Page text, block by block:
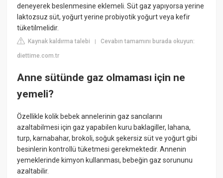
deneyerek beslenmesine eklemeli. Süt gaz yapıyorsa yerine
laktozsuz süt, yoğurt yerine probiyotik yoğurt veya kefir
tüketilmelidir.
Kaynak kaldırma talebi |Cevabın tamamını burada okuyun:
diettime.com.tr
Anne sütünde gaz olmaması için ne
yemeli?
Özellikle kolik bebek annelerinin gaz sancılarını
azaltabilmesi için gaz yapabilen kuru baklagiller, lahana,
turp, karnabahar, brokoli, soğuk şekersiz süt ve yoğurt gibi
besinlerin kontrollü tüketmesi gerekmektedir. Annenin
yemeklerinde kimyon kullanması, bebeğin gaz sorununu
azaltabilir.